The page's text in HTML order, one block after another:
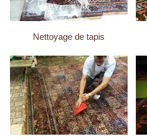
Nettoyage de tapis